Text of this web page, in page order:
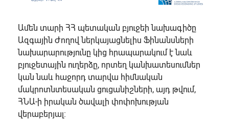
Ամեն տարի ՀՀ պետական բյուջեի նախագիծը
Ազգային Ժողով ներկայացնելիս Ֆինանսների
նախարարությունը կից հրապարակում է նաև
բյուջետային ուղերձը, որտեղ կանխատեսումներ
կան նաև հաջորդ տարվա հիմնական
մակրոտնտեսական ցուցանիշների, այդ թվում,
ՀՆԱ-ի իրական ծավալի փոփոխության
վերաբերյալ։